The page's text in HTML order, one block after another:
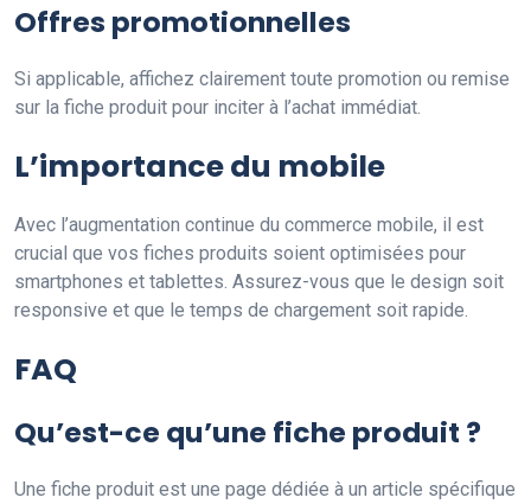
Offres promotionnelles
Si applicable, affichez clairement toute promotion ou remise
sur la fiche produit pour inciter à l’achat immédiat.
L’importance du mobile
Avec l’augmentation continue du commerce mobile, il est
crucial que vos fiches produits soient optimisées pour
smartphones et tablettes. Assurez-vous que le design soit
responsive et que le temps de chargement soit rapide.
FAQ
Qu’est-ce qu’une fiche produit ?
Une fiche produit est une page dédiée à un article spécifique